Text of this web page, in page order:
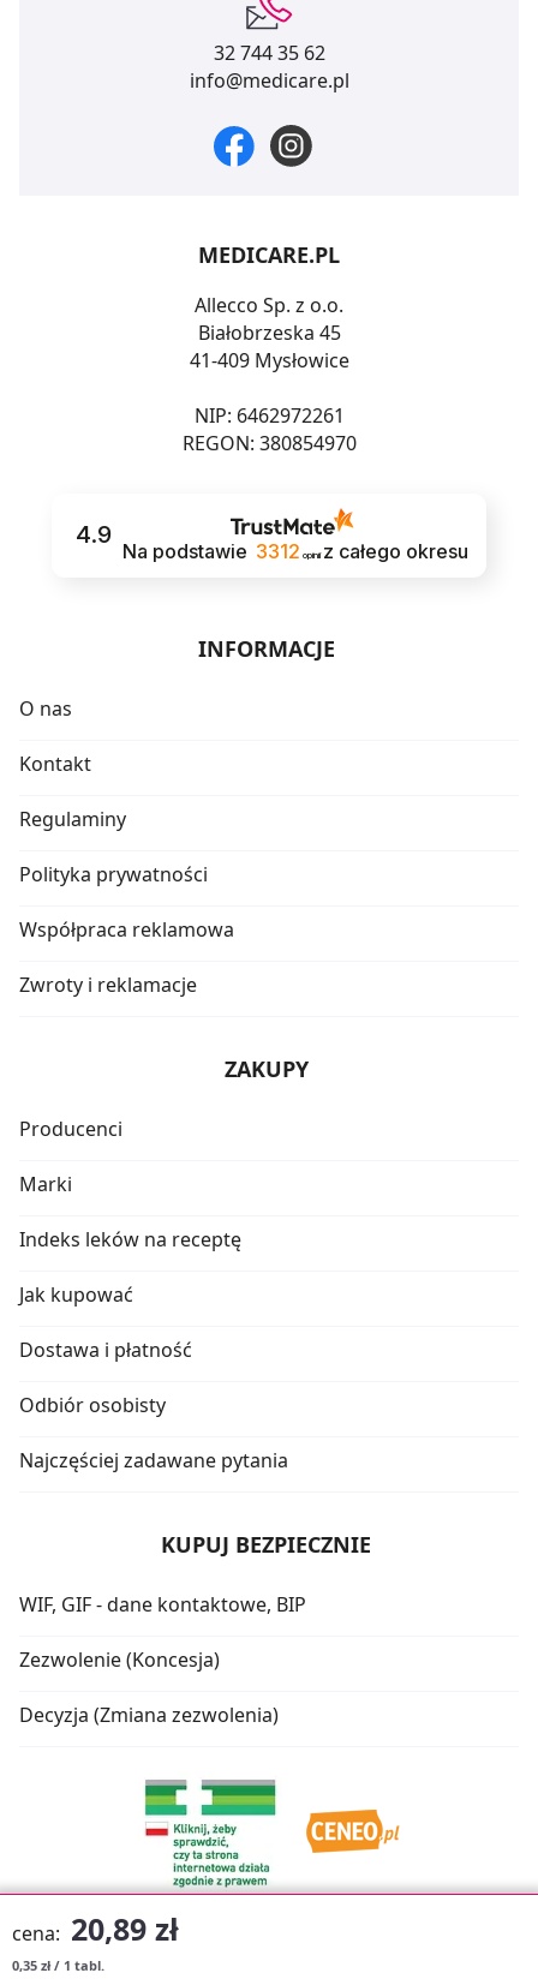
cena: 20,89 zł
0,35 zł / 1 tabl.
32 744 35 62
info@medicare.pl
MEDICARE.PL
Allecco Sp. z o.o.
Białobrzeska 45
41-409 Mysłowice
NIP: 6462972261
REGON: 380854970
4.9
Na podstawie 3312 opinii z całego okresu
INFORMACJE
O nas
Kontakt
Regulaminy
Polityka prywatności
Współpraca reklamowa
Zwroty i reklamacje
ZAKUPY
Producenci
Marki
Indeks leków na receptę
Jak kupować
Dostawa i płatność
Odbiór osobisty
Najczęściej zadawane pytania
KUPUJ BEZPIECZNIE
WIF, GIF - dane kontaktowe, BIP
Zezwolenie (Koncesja)
Decyzja (Zmiana zezwolenia)